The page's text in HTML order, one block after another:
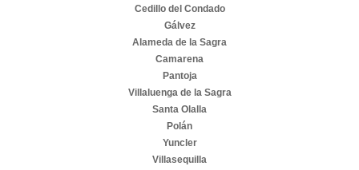
Cedillo del Condado
Gálvez
Alameda de la Sagra
Camarena
Pantoja
Villaluenga de la Sagra
Santa Olalla
Polán
Yuncler
Villasequilla